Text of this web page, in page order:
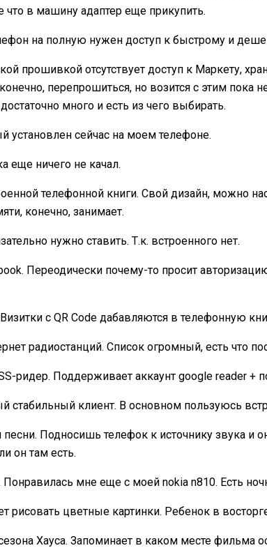
что в машину адаптер еще прикупить.
на полную нужен доступ к быстрому и
прошивкой отсутствует доступ к Маркету,
перепрошиться, но возится с этим
много и есть из чего выбирать.
установлен сейчас на моем телефоне.
еще ничего не качал.
телефонной книги. Свой дизайн, можно
конечно, занимает.
нужно ставить. Т.к. встроенного нет.
Переодически почему-то просит
с QR Code дабавляются в телефонную
радиостанций. Список огромный, есть что
ридер. Поддерживает аккаунт google reader +
стабильный клиент. В основном пользуюсь
Подносишь телефок к источнику звука и
он там есть.
Понравилась мне еще с моей nokia n810. Есть
рисовать цветные картинки. Ребенок в
Хауса. Запоминает в каком месте фильма